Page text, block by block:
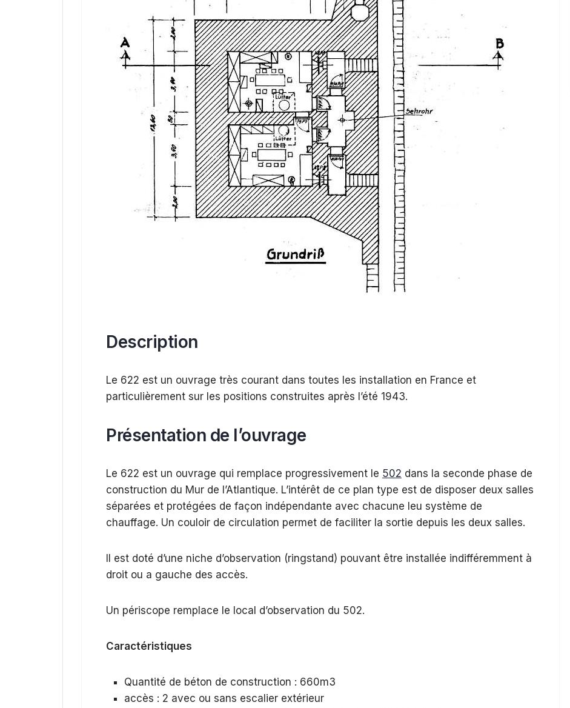
Description
Le 622 est un ouvrage très courant dans toutes les installation en France et
particulièrement sur les positions construites après l’été 1943.
Présentation de l’ouvrage
Le 622 est un ouvrage qui remplace progressivement le 502 dans la seconde phase de
construction du Mur de l’Atlantique. L’intérêt de ce plan type est de disposer deux salles
séparées et protégées de façon indépendante avec chacune leu système de
chauffage. Un couloir de circulation permet de faciliter la sortie depuis les deux salles.
Il est doté d’une niche d’observation (ringstand) pouvant être installée indifféremment à
droit ou a gauche des accès.
Un périscope remplace le local d’observation du 502.
Caractéristiques
Quantité de béton de construction : 660m3
accès : 2 avec ou sans escalier extérieur